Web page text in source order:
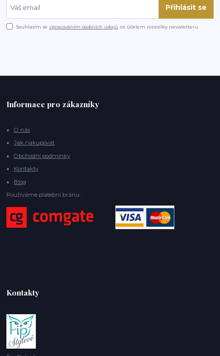
Přihlásit se
Souhlasím se zpracováním osobních údajů za účelem rozesílky newsletteru.
Informace pro zákazníky
O nás
Jak nakupovat
Obchodní podmínky
Kontakty
Blog
Používáme platební bránu :
Kontakty